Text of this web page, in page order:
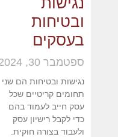
ובטיחות
בעסקים
ספטמבר 30, 2024
נגישות ובטיחות הם שני
תחומים קריטיים שכל
עסק חייב לעמוד בהם
כדי לקבל רישיון עסק
ולעבוד בצורה חוקית.